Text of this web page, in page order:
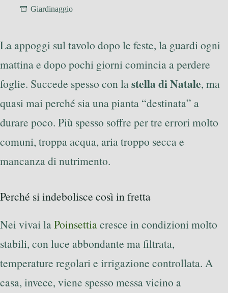
Giardinaggio
La appoggi sul tavolo dopo le feste, la guardi ogni
mattina e dopo pochi giorni comincia a perdere
foglie. Succede spesso con lastella di Natale, ma
quasi mai perché sia una pianta “destinata” a
durare poco. Più spesso soffre per tre errori molto
comuni, troppa acqua, aria troppo secca e
mancanza di nutrimento.
Perché si indebolisce così in fretta
Nei vivai laPoinsettiacresce in condizioni molto
stabili, con luce abbondante ma filtrata,
temperature regolari e irrigazione controllata. A
casa, invece, viene spesso messa vicino a